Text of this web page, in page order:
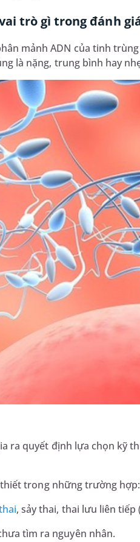
trò gì trong đánh
mảnh ADN của tinh
là nặng, trung bình hay
ra quyết định lựa chọn kỹ
trong những trường hợp:
, sảy thai, thai lưu liên tiếp
tìm ra nguyên nhân.